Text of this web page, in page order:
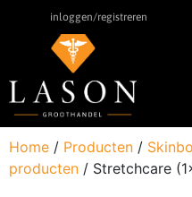
inloggen/registreren
Home / Producten /
producten / Stretchcare